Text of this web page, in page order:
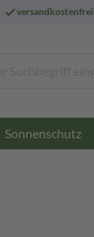
versandkostenfrei
Sonnenschutz